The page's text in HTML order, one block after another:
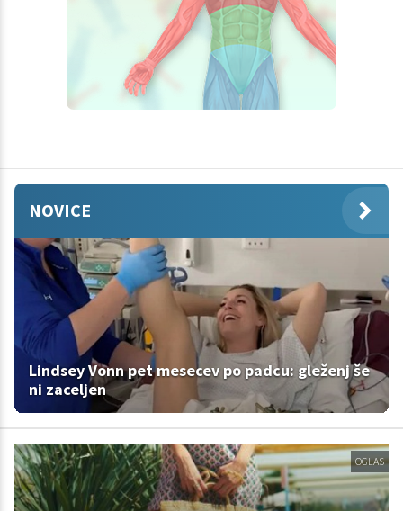
NOVICE
Lindsey Vonn pet mesecev po padcu: gleženj še
ni zaceljen
OGLAS